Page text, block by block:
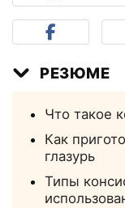
РЕЗЮМЕ
Что такое
Как
глазурь
Типы